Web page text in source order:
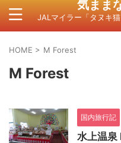
気まま
JALマイラー「タヌキ
HOME > M Forest
M Forest
国内旅行記
水上温泉